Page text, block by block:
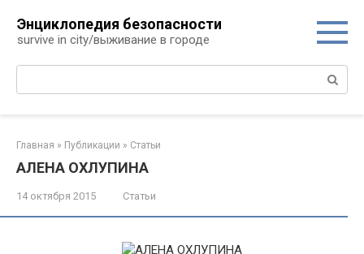
контенту
Энциклопедия безопасности
survive in city/выживание в городе
Поиск:
Главная » Публикации » Статьи
АЛЕНА ОХЛУПИНА
14 октября 2015 Статьи